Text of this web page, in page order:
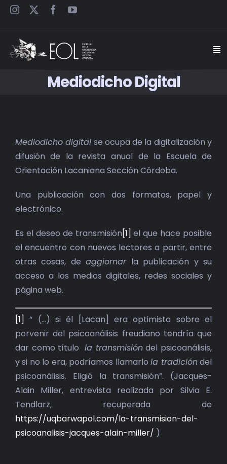
Saltar
SEMINARIOS
CARTELES
BIBLIOTECA
RED EOL
ACTUALIDAD
CONTACTO
Mediodicho Digital
Mediodicho digital se ocupa de la digitalización y
difusión de la revista anual de la Escuela de
Orientación Lacaniana Sección Córdoba.
Una publicación con dos formatos, papel y
electrónico.
Es el deseo de transmisión[1] el que hace posible
el encuentro con nuevos lectores a partir, entre
otras cosas, deaggiornarla publicación y su
acceso a los medios digitales, redes sociales y
página web.
[1] “ (…) si él [Lacan] era optimista sobre el
porvenir del psicoanálisis freudiano tendría que
dar como títulola transmisióndel psicoanálisis,
y si no lo era, podríamos llamarlola tradicióndel
psicoanálisis. Eligió la transmisión”. (Jacques-
Alain Miller, entrevista realizada por Silvia E.
Tendlarz, recuperada de
https://uqbarwapol.com/la-transmision-del-
psicoanalisis-jacques-alain-miller/ )